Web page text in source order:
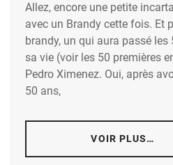
Allez, encore une petite
avec un Brandy cette fois. Et
brandy, un qui aura passé les
sa vie (voir les 50 premières
Pedro Ximenez. Oui, après
50 ans,
VOIR PLUS…